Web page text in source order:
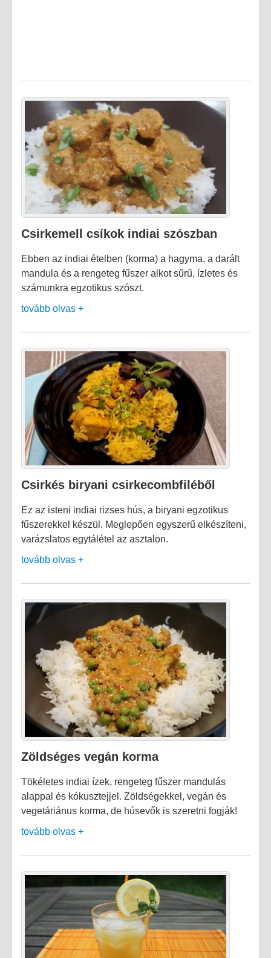
Csirkemell csíkok indiai szószban
Ebben az indiai ételben (korma) a hagyma, a darált
mandula és a rengeteg fűszer alkot sűrű, ízletes és
számunkra egzotikus szószt.
tovább olvas +
Csirkés biryani csirkecombfiléből
Ez az isteni indiai rizses hús, a biryani egzotikus
fűszerekkel készül. Meglepően egyszerű elkészíteni,
varázslatos egytálétel az asztalon.
tovább olvas +
Zöldséges vegán korma
Tökéletes indiai ízek, rengeteg fűszer mandulás
alappal és kókusztejjel. Zöldségekkel, vegán és
vegetáriánus korma, de húsevők is szeretni fogják!
tovább olvas +